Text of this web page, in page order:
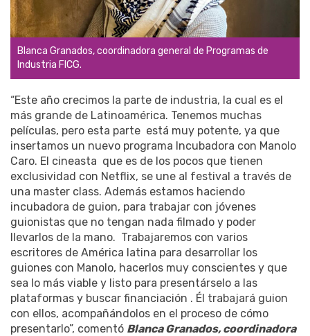
Blanca Granados, coordinadora general de Programas de
Industria FICG.
“Este año crecimos la parte de industria, la cual es el
más grande de Latinoamérica. Tenemos muchas
películas, pero esta parte está muy potente, ya que
insertamos un nuevo programa Incubadora con Manolo
Caro. El cineasta que es de los pocos que tienen
exclusividad con Netflix, se une al festival a través de
una master class. Además estamos haciendo
incubadora de guion, para trabajar con jóvenes
guionistas que no tengan nada filmado y poder
llevarlos de la mano. Trabajaremos con varios
escritores de América latina para desarrollar los
guiones con Manolo, hacerlos muy conscientes y que
sea lo más viable y listo para presentárselo a las
plataformas y buscar financiación . Él trabajará guion
con ellos, acompañándolos en el proceso de cómo
presentarlo”, comentó Blanca Granados, coordinadora